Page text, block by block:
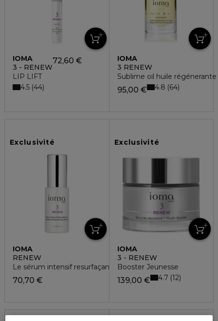
IOMA
3 - RENEW
LIP LIFT
72,60 €
4.5 44
IOMA
3 RENEW
Sublime oil huile
95,00 € 4.8 64
Exclusivité
IOMA
RENEW
Le sérum intensif resurfaçant rétinol5
70,70 €
Exclusivité
IOMA
3 - RENEW
Booster Jeunesse
139,00 € 4.7 12